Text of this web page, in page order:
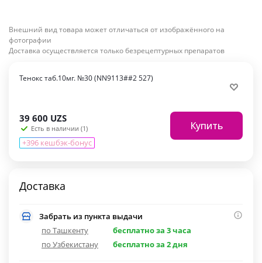
Внешний вид товара может отличаться от изображённого на
фотографии
Доставка осуществляется только безрецептурных препаратов
Тенокс таб.10мг. №30 (NN9113##2 527)
39 600 UZS
Есть в наличии (1)
+396 кешбэк-бонус
Купить
Доставка
Забрать из пункта выдачи
по Ташкенту
бесплатно за 3 часа
по Узбекистану
бесплатно за 2 дня